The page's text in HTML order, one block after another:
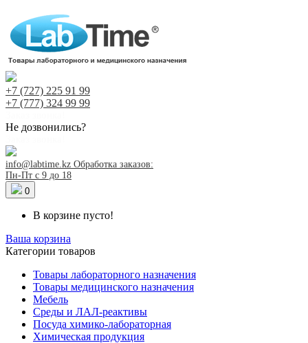
+7 (727) 225 91 99
+7 (777) 324 99 99
Не дозвонились?
info@labtime.kz Обработка заказов:
Пн-Пт с 9 до 18
0
В корзине пусто!
Ваша корзина
Категории товаров
Товары лабораторного назначения
Товары медицинского назначения
Мебель
Среды и ЛАЛ-реактивы
Посуда химико-лабораторная
Химическая продукция